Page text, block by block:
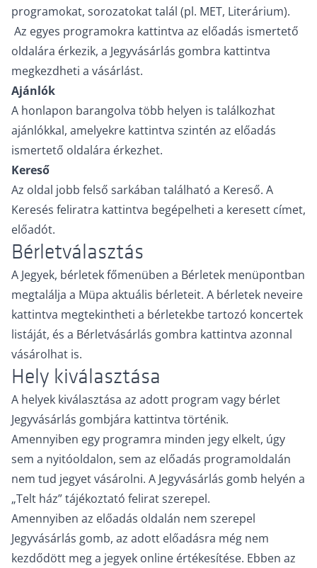
programokat, sorozatokat talál (pl. MET, Literárium).
Az egyes programokra kattintva az előadás ismertető
oldalára érkezik, a Jegyvásárlás gombra kattintva
megkezdheti a vásárlást.
Ajánlók
A honlapon barangolva több helyen is találkozhat
ajánlókkal, amelyekre kattintva szintén az előadás
ismertető oldalára érkezhet.
Kereső
Az oldal jobb felső sarkában található a Kereső. A
Keresés feliratra kattintva begépelheti a keresett címet,
előadót.
Bérletválasztás
A Jegyek, bérletek főmenüben a Bérletek menüpontban
megtalálja a Müpa aktuális bérleteit. A bérletek neveire
kattintva megtekintheti a bérletekbe tartozó koncertek
listáját, és a Bérletvásárlás gombra kattintva azonnal
vásárolhat is.
Hely kiválasztása
A helyek kiválasztása az adott program vagy bérlet
Jegyvásárlás gombjára kattintva történik.
Amennyiben egy programra minden jegy elkelt, úgy
sem a nyitóoldalon, sem az előadás programoldalán
nem tud jegyet vásárolni. A Jegyvásárlás gomb helyén a
„Telt ház” tájékoztató felirat szerepel.
Amennyiben az előadás oldalán nem szerepel
Jegyvásárlás gomb, az adott előadásra még nem
kezdődött meg a jegyek online értékesítése. Ebben az